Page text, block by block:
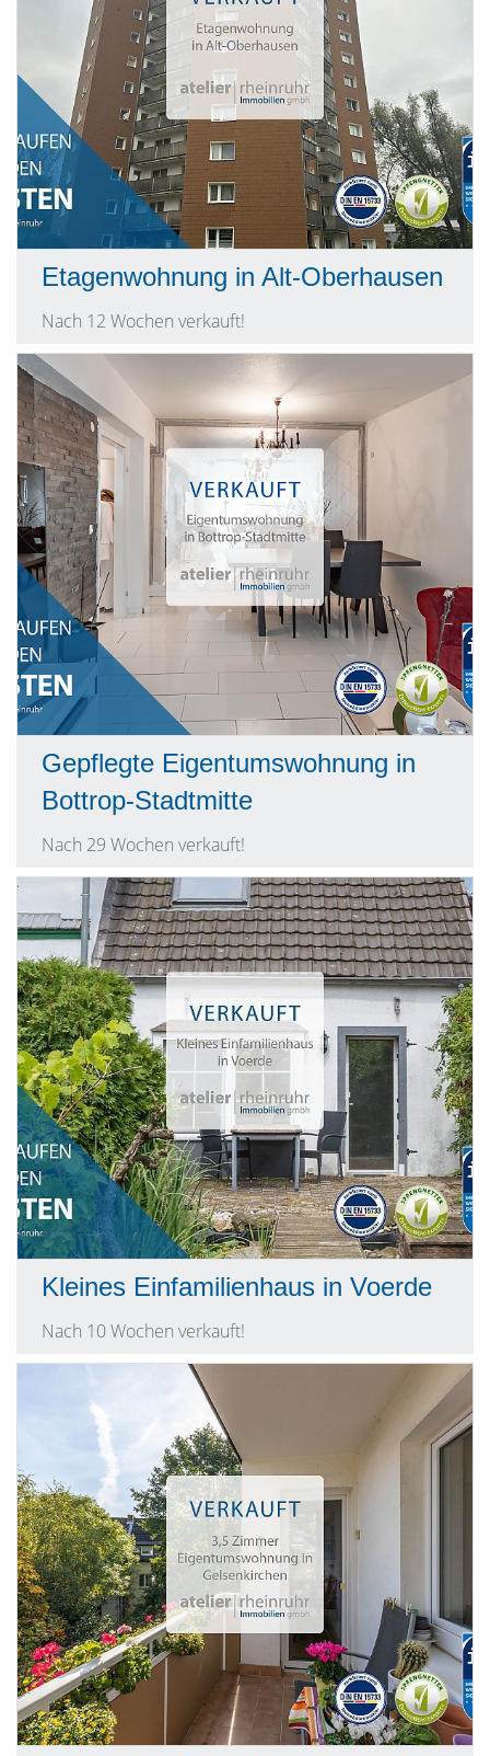
Etagenwohnung in Alt-Oberhausen
Nach 12 Wochen verkauft!
Gepflegte Eigentumswohnung in
Bottrop-Stadtmitte
Nach 29 Wochen verkauft!
Kleines Einfamilienhaus in Voerde
Nach 10 Wochen verkauft!